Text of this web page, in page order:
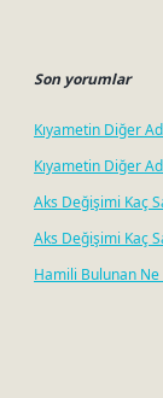
Son yorumlar
Kıyametin Diğer
Kıyametin Diğer
Aks Değişimi Kaç
Aks Değişimi Kaç
Hamili Bulunan